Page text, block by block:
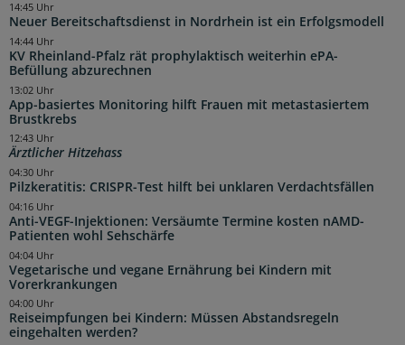
Neuer Bereitschaftsdienst in Nordrhein ist ein Erfolgsmodell
14:45 Uhr
KV Rheinland-Pfalz rät prophylaktisch weiterhin ePA-
Befüllung abzurechnen
14:44 Uhr
App-basiertes Monitoring hilft Frauen mit metastasiertem
Brustkrebs
13:02 Uhr
Ärztlicher Hitzehass
12:43 Uhr
Pilzkeratitis: CRISPR-Test hilft bei unklaren Verdachtsfällen
04:30 Uhr
Anti-VEGF-Injektionen: Versäumte Termine kosten nAMD-
Patienten wohl Sehschärfe
04:16 Uhr
Vegetarische und vegane Ernährung bei Kindern mit
Vorerkrankungen
04:04 Uhr
Reiseimpfungen bei Kindern: Müssen Abstandsregeln
eingehalten werden?
04:00 Uhr